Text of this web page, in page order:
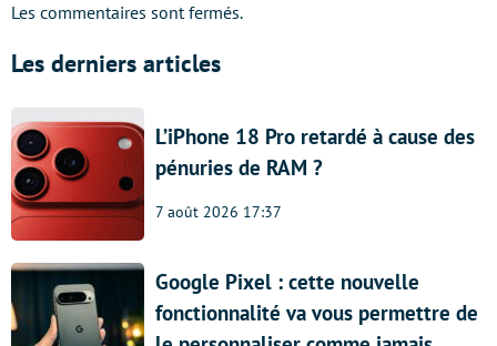
Les commentaires sont fermés.
Les derniers articles
L’iPhone 18 Pro retardé à cause des
pénuries de RAM ?
7 août 2026 17:37
Google Pixel : cette nouvelle
fonctionnalité va vous permettre de